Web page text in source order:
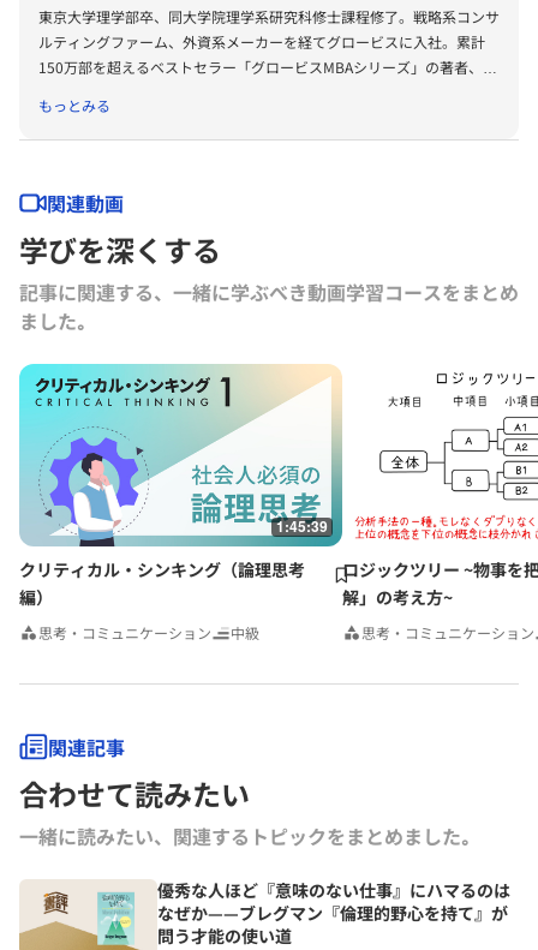
東京大学理学部卒、同大学院理学系研究科修士課程修了。戦略系コンサ
ルティングファーム、外資系メーカーを経てグロービスに入社。累計
150万部を超えるベストセラー「グロービスMBAシリーズ」の著者、プ
ング』『グロービスMBAキーワード 図解 基本ビジネス思考法45』
『グロービスMBAキーワード 図解 基本フレームワーク50』『ビジネ
（東洋経済新報社）、『［実況］ロジカルシンキング教室』『［実況』
アカウンティング教室』『競争優位としての経営理念』（以上PHP研
究所）、『ロジカルシンキングの落とし穴』『バイアス』『KSFとは』
（以上グロービス電子出版）、共著書に『グロービスMBAマネジメン
ト・ブック』『グロービスMBAマネジメント・ブックⅡ』『MBA定量
分析と意思決定』『グロービスMBAビジネスプラン』『ストーリーで
にも多数の単著、共著書、共訳書がある。
グロービス経営大学院や企業研修において経営戦略、マーケティング、
事業革新、管理会計、自社課題（アクションラーニング）などの講師を
務める。グロービスのナレッジライブラリ「GLOBIS知見録」に定期的
にコラムを連載するとともに、さまざまなテーマで講演なども行ってい
る。
もっとみる
関連動画
学びを深くする
記事に関連する、一緒に学ぶべき動画学習コースをまとめ
ました｡
1:45:39
クリティカル・シンキング（論理思考
編）
思考・コミュニケーション 中級
ロジックツリー ~物事を
解」の考え方~
思考・コミュニケーション
関連記事
合わせて読みたい
一緒に読みたい、関連するトピックをまとめました｡
優秀な人ほど『意味のない仕事』にハマるのは
なぜか——ブレグマン『倫理的野心を持て』が
問う才能の使い道